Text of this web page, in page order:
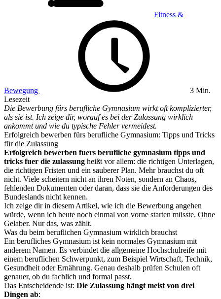
Fitness &
Bewegung
3 Min.
Lesezeit
Die Bewerbung fürs berufliche Gymnasium wirkt oft komplizierter,
als sie ist. Ich zeige dir, worauf es bei der Zulassung wirklich
ankommt und wie du typische Fehler vermeidest.
Erfolgreich bewerben fürs berufliche Gymnasium: Tipps und Tricks
für die Zulassung
Erfolgreich bewerben fuers berufliche gymnasium tipps und
tricks fuer die zulassung heißt vor allem: die richtigen Unterlagen,
die richtigen Fristen und ein sauberer Plan. Mehr brauchst du oft
nicht. Viele scheitern nicht an ihren Noten, sondern an Chaos,
fehlenden Dokumenten oder daran, dass sie die Anforderungen des
Bundeslands nicht kennen.
Ich zeige dir in diesem Artikel, wie ich die Bewerbung angehen
würde, wenn ich heute noch einmal von vorne starten müsste. Ohne
Gelaber. Nur das, was zählt.
Was du beim beruflichen Gymnasium wirklich brauchst
Ein berufliches Gymnasium ist kein normales Gymnasium mit
anderem Namen. Es verbindet die allgemeine Hochschulreife mit
einem beruflichen Schwerpunkt, zum Beispiel Wirtschaft, Technik,
Gesundheit oder Ernährung. Genau deshalb prüfen Schulen oft
genauer, ob du fachlich und formal passt.
Das Entscheidende ist: Die Zulassung hängt meist von drei
Dingen ab: